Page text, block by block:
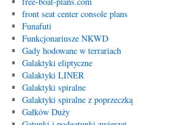
front seat center console plans
Funafuti
Funkcjonariusze NKWD
Gady hodowane w terrariach
Galaktyki eliptyczne
Galaktyki LINER
Galaktyki spiralne
Galaktyki spiralne z poprzeczką
Gałków Duży